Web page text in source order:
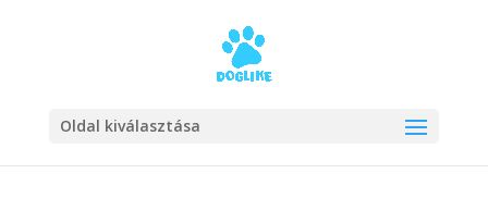
Oldal kiválasztása